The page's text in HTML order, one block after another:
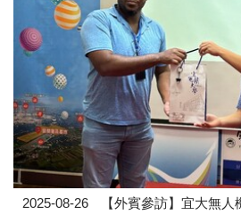
2025-08-26
【外賓參訪】宜大無